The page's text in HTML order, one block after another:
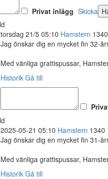
Privat inlägg Skicka
torsdag 21/5 05:10 Hamstern 1340
Jag önskar dig en mycket fin 32-
Med vänliga grattispussar,
Historik Gå till
2025-05-21 05:10 Hamstern 1340
Jag önskar dig en mycket fin 31-
Med vänliga grattispussar,
Historik Gå till